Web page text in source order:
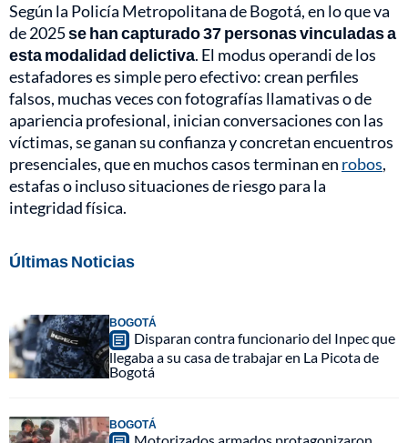
Según la Policía Metropolitana de Bogotá, en lo que va
de 2025se han capturado 37 personas vinculadas a
esta modalidad delictiva. El modus operandi de los
estafadores es simple pero efectivo: crean perfiles
falsos, muchas veces con fotografías llamativas o de
apariencia profesional, inician conversaciones con las
víctimas, se ganan su confianza y concretan encuentros
presenciales, que en muchos casos terminan en robos,
estafas o incluso situaciones de riesgo para la
integridad física.
Últimas Noticias
BOGOTÁ
Disparan contra funcionario del Inpec que
llegaba a su casa de trabajar en La Picota de
Bogotá
BOGOTÁ